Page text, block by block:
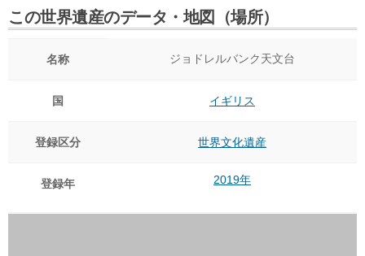
この世界遺産のデータ・地図（場所）
名称 ジョドレルバンク天文台
国 イギリス
登録区分 世界文化遺産
登録年 2019年